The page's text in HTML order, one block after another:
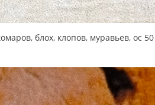
блох, клопов, муравьев, ос